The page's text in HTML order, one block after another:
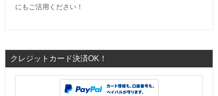
にもご活用ください！
クレジットカード決済OK！